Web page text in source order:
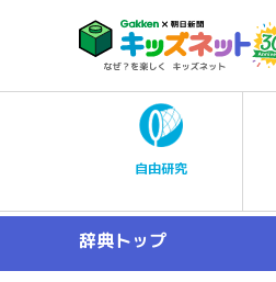
自由研究
辞典トップ